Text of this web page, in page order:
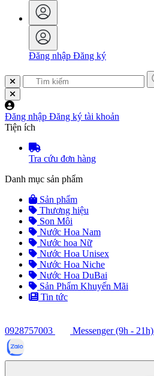
Đăng nhập Đăng ký
Đăng nhập Đăng ký tài khoản
Tiện ích
Tra cứu đơn hàng
Danh mục sản phẩm
Sản phẩm
Thương hiệu
Son Môi
Nước Hoa Nam
Nước hoa Nữ
Nước Hoa Unisex
Nước Hoa Niche
Nước Hoa DuBai
Sản Phẩm Khuyến Mãi
Tin tức
0928757003
Messenger (9h - 21h)
Tư
vấn
ngay